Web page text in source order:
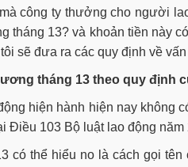
công ty thưởng cho người
tháng 13? và khoản tiền này
sẽ đưa ra các quy định về
tháng 13 theo quy định
hiện hành hiện nay không
Điều 103 Bộ luật lao động
có thể hiểu no là cách gọi